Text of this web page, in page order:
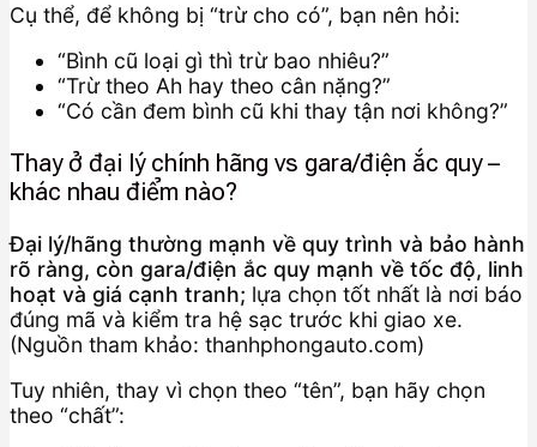
Cụ thể, để không bị “trừ cho có”, bạn nên hỏi:
“Bình cũ loại gì thì trừ bao nhiêu?”
“Trừ theo Ah hay theo cân nặng?”
“Có cần đem bình cũ khi thay tận nơi không?”
Thay ở đại lý chính hãng vs gara/điện ắc quy –
khác nhau điểm nào?
Đại lý/hãng thường mạnh về quy trình và bảo hành
rõ ràng, còn gara/điện ắc quy mạnh về tốc độ, linh
hoạt và giá cạnh tranh; lựa chọn tốt nhất là nơi báo
đúng mã và kiểm tra hệ sạc trước khi giao xe.
(Nguồn tham khảo: thanhphongauto.com)
Tuy nhiên, thay vì chọn theo “tên”, bạn hãy chọn
theo “chất”: